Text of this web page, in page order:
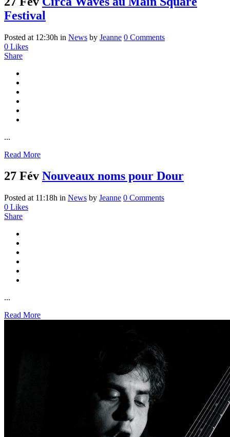
Festival
Posted at 12:30h in News by Jeanne 0 Comments
0 Likes
Share
...
Read More
27 Fév Nouveaux noms pour Dour
Posted at 11:18h in News by Jeanne 0 Comments
0 Likes
Share
...
Read More